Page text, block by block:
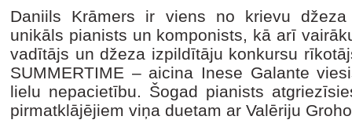
Daniils Krāmers ir viens no krievu džeza
unikāls pianists un komponists, kā arī
vadītājs un džeza izpildītāju konkursu
SUMMERTIME – aicina Inese Galante
lielu nepacietību. Šogad pianists
pirmatklājējiem viņa duetam ar Valēriju